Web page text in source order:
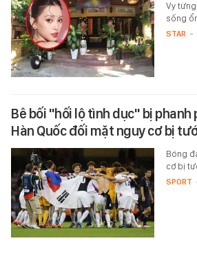
Vy
sống
STAR -
Bê bối "hối lộ tình dục" bị phanh
Hàn Quốc đối mặt nguy cơ bị
Bóng
cơ bị
SPORT